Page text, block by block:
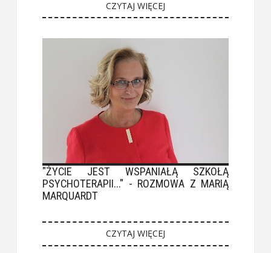
CZYTAJ WIĘCEJ
"ŻYCIE JEST WSPANIAŁĄ SZKOŁĄ
PSYCHOTERAPII..." - ROZMOWA Z MARIĄ
MARQUARDT
CZYTAJ WIĘCEJ